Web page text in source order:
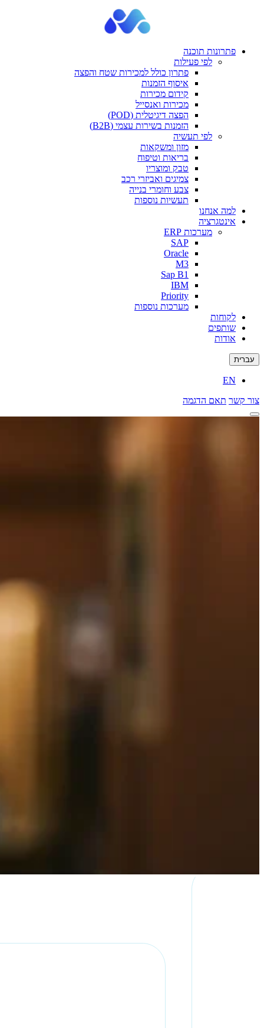
פתרונות תוכנה
לפי פעילות
פתרון כולל למכירות שטח והפצה
איסוף הזמנות
קידום מכירות
מכירות ואנסייל
הפצה דיגיטלית (POD)
הזמנות בשירות עצמי (B2B)
לפי תעשיה
מזון ומשקאות
בריאות וטיפוח
טבק ומוצריו
צמיגים ואביזרי רכב
צבע וחומרי בנייה
תעשיות נוספות
למה אנחנו
אינטגרציה
מערכות ERP
SAP
Oracle
M3
Sap B1
IBM
Priority
מערכות נוספות
לקוחות
שותפים
אודות
עברית
EN
צור קשר תאם הדגמה